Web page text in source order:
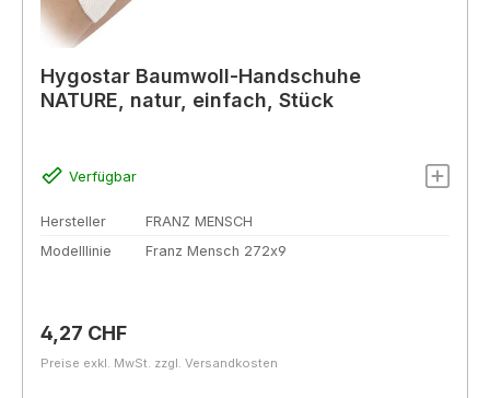
Hygostar Baumwoll-Handschuhe
NATURE, natur, einfach, Stück
Verfügbar
Hersteller
FRANZ MENSCH
Modelllinie
Franz Mensch 272x9
Regulärer Preis:
4,27 CHF
Preise exkl. MwSt. zzgl. Versandkosten